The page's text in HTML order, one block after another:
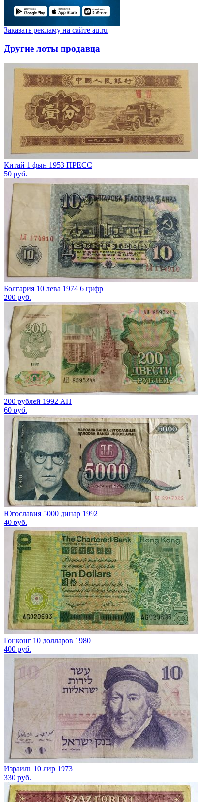
Заказать рекламу на сайте au.ru
Другие лоты продавца
Китай 1 фын 1953 ПРЕСС
50 руб.
Болгария 10 лева 1974 6 цифр
200 руб.
200 рублей 1992 АН
60 руб.
Югославия 5000 динар 1992
40 руб.
Гонконг 10 долларов 1980
400 руб.
Израиль 10 лир 1973
330 руб.